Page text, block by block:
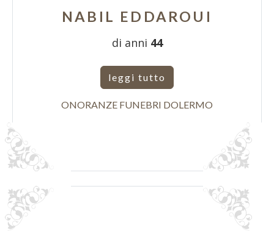
NABIL EDDAROUI
di anni 44
leggi tutto
ONORANZE FUNEBRI DOLERMO